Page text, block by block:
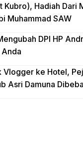
Kubro), Hadiah Dari
Muhammad SAW
DPI HP
Vlogger ke Hotel,
Asri Damuna